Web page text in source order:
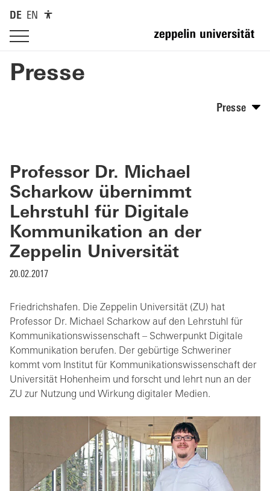
DE EN
Presse
Presse
Professor Dr. Michael
Scharkow übernimmt
Lehrstuhl für Digitale
Kommunikation an der
Zeppelin Universität
20.02.2017
Friedrichshafen. Die Zeppelin Universität (ZU) hat
Professor Dr. Michael Scharkow auf den Lehrstuhl für
Kommunikationswissenschaft – Schwerpunkt Digitale
Kommunikation berufen. Der gebürtige Schweriner
kommt vom Institut für Kommunikationswissenschaft der
Universität Hohenheim und forscht und lehrt nun an der
ZU zur Nutzung und Wirkung digitaler Medien.